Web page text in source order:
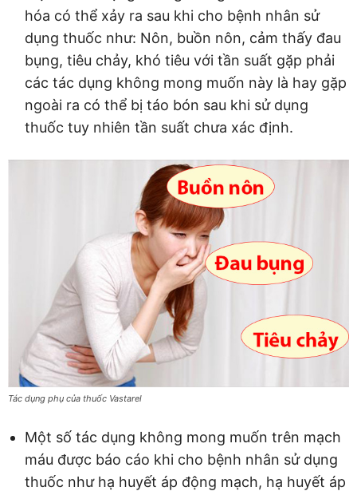
hóa có thể xảy ra sau khi cho bệnh nhân sử
dụng thuốc như: Nôn, buồn nôn, cảm thấy đau
bụng, tiêu chảy, khó tiêu với tần suất gặp phải
các tác dụng không mong muốn này là hay gặp
ngoài ra có thể bị táo bón sau khi sử dụng
thuốc tuy nhiên tần suất chưa xác định.
Tác dụng phụ của thuốc Vastarel
Một số tác dụng không mong muốn trên mạch
máu được báo cáo khi cho bệnh nhân sử dụng
thuốc như hạ huyết áp động mạch, hạ huyết áp